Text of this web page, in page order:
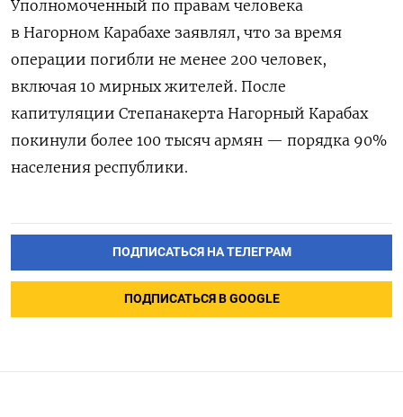
Уполномоченный по правам человека
в Нагорном Карабахе заявлял, что за время
операции погибли не менее 200 человек,
включая 10 мирных жителей. После
капитуляции Степанакерта Нагорный Карабах
покинули более 100 тысяч армян — порядка 90%
населения республики.
ПОДПИСАТЬСЯ НА ТЕЛЕГРАМ
ПОДПИСАТЬСЯ В GOOGLE